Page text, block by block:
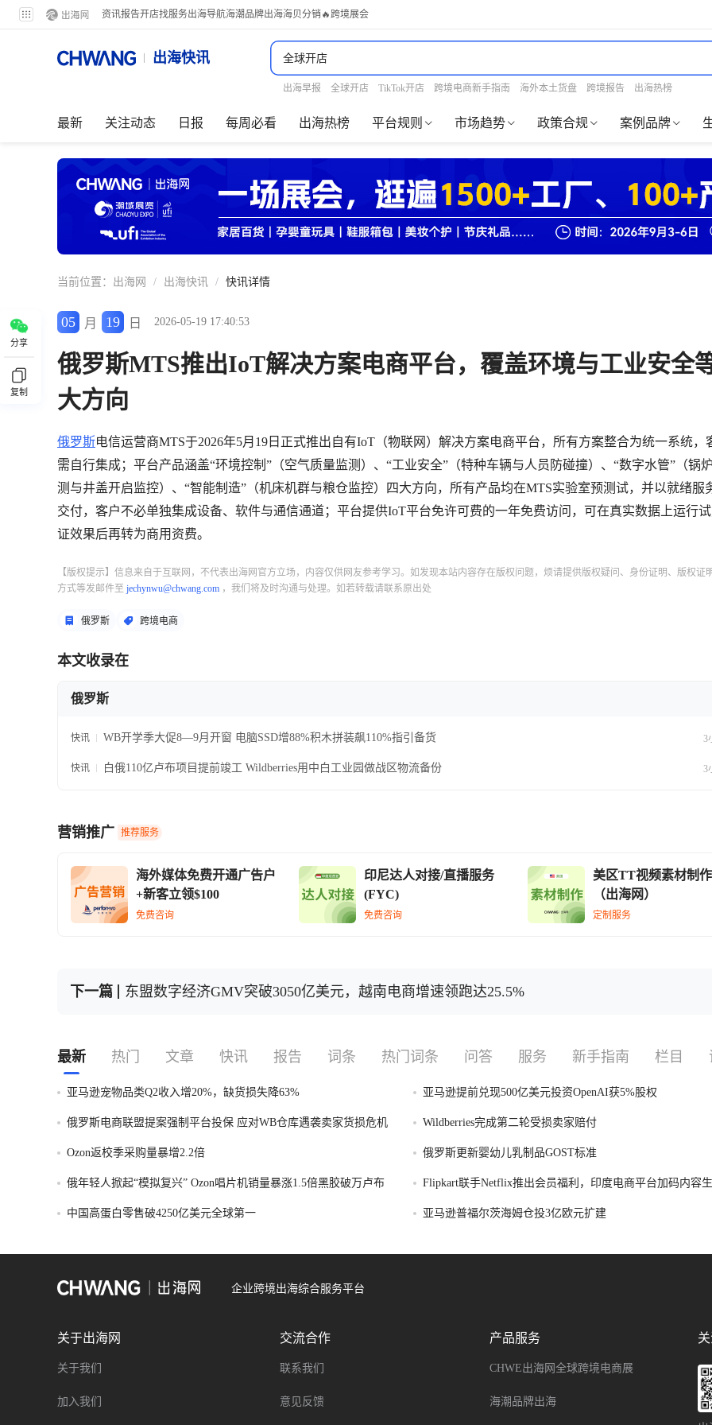
资讯报告开店找服务出海导航海潮品牌出海海贝分销 🔥跨境展会
出海快讯
出海早报 全球开店 TikTok开店 跨境电商新手指南 海外本土货盘 跨境报告 出海热榜
最新 关注动态 日报 每周必看 出海热榜 平台规则 市场趋势 政策合规 案例品牌
当前位置： 出海网 / 出海快讯 / 快讯详情
分享
复制
05 月 19 日 2026-05-19 17:40:53
俄罗斯MTS推出IoT解决方案电商平台，覆盖环境与工业安全
大方向
俄罗斯电信运营商MTS于2026年5月19日正式推出自有IoT（物联网）解决方案电商平台，所有方案整合为统一系统，
需自行集成；平台产品涵盖“环境控制”（空气质量监测）、“工业安全”（特种车辆与人员防碰撞）、“数字水管”（锅
测与井盖开启监控）、“智能制造”（机床机群与粮仓监控）四大方向，所有产品均在MTS实验室预测试，并以就绪服
交付，客户不必单独集成设备、软件与通信通道；平台提供IoT平台免许可费的一年免费访问，可在真实数据上运行
证效果后再转为商用资费。
【版权提示】信息来自于互联网，不代表出海网官方立场，内容仅供网友参考学习。如发现本站内容存在版权问题，烦请提供版权疑问、身份证明、版权证
方式等发邮件至 jechynwu@chwang.com ，我们将及时沟通与处理。如若转载请联系原出处
俄罗斯 跨境电商
本文收录在
俄罗斯
快讯 WB开学季大促8—9月开窗 电脑SSD增88%积木拼装飙110%指引备货 3
快讯 白俄110亿卢布项目提前竣工 Wildberries用中白工业园做战区物流备份 3
营销推广 推荐服务
海外媒体免费开通广告户
+新客立领$100
免费咨询
印尼达人对接/直播服务
(FYC)
免费咨询
美区TT视频素材制作
（出海网）
定制服务
下一篇 东盟数字经济GMV突破3050亿美元，越南电商增速领跑达25.5%
最新 热门 文章 快讯 报告 词条 热门词条 问答 服务 新手指南 栏目
亚马逊宠物品类Q2收入增20%，缺货损失降63% 亚马逊提前兑现500亿美元投资OpenAI获5%股权
俄罗斯电商联盟提案强制平台投保 应对WB仓库遇袭卖家货损危机 Wildberries完成第二轮受损卖家赔付
Ozon返校季采购量暴增2.2倍 俄罗斯更新婴幼儿乳制品GOST标准
俄年轻人掀起“模拟复兴” Ozon唱片机销量暴涨1.5倍黑胶破万卢布 Flipkart联手Netflix推出会员福利，印度电商平台加码内容
中国高蛋白零售破4250亿美元全球第一 亚马逊普福尔茨海姆仓投3亿欧元扩建
企业跨境出海综合服务平台
关于出海网
关于我们
加入我们
交流合作
联系我们
意见反馈
产品服务
CHWE出海网全球跨境电商展
海潮品牌出海
关